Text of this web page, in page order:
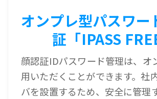
オンプレ型パスワー
証「IPASS
顔認証IDパスワード管理は、オ
用いただくことができます。社
バを設置するため、安全に管理